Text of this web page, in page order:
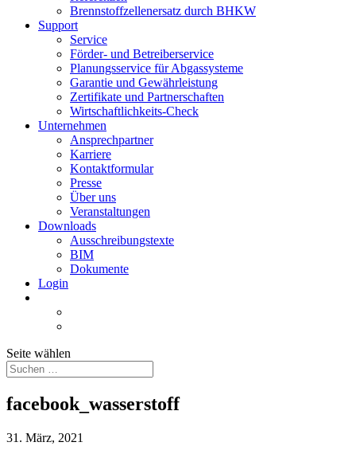
Brennstoffzellenersatz durch BHKW
Support
Service
Förder- und Betreiberservice
Planungsservice für Abgassysteme
Garantie und Gewährleistung
Zertifikate und Partnerschaften
Wirtschaftlichkeits-Check
Unternehmen
Ansprechpartner
Karriere
Kontaktformular
Presse
Über uns
Veranstaltungen
Downloads
Ausschreibungstexte
BIM
Dokumente
Login
Seite wählen
facebook_wasserstoff
31. März, 2021